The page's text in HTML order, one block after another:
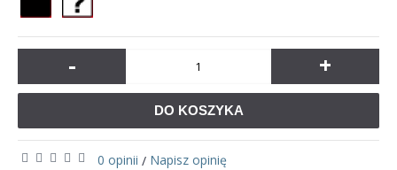
- +
DO KOSZYKA
0 opinii / Napisz opinię